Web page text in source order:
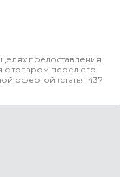
предоставления
с товаром перед его
офертой (статья 437